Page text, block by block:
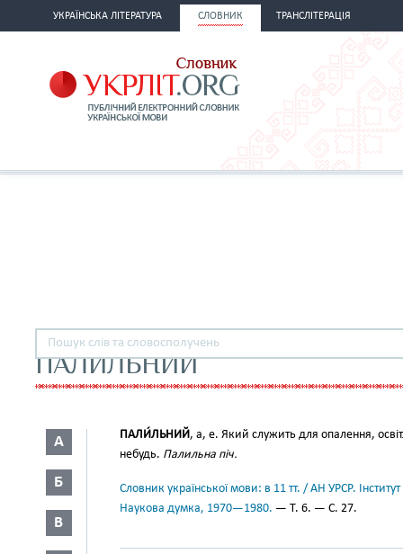
УКРАЇНСЬКА ЛІТЕРАТУРА СЛОВНИК ТРАНСЛІТЕРАЦІЯ
ПАЛИЛЬНИЙ
А
Б
В
ПАЛИ́ЛЬНИЙ, а, е. Який служить для опалення,
небудь. Палильна піч.
Словник української мови: в 11 тт. / АН УРСР.
Наукова думка, 1970—1980. — Т. 6. — С. 27.